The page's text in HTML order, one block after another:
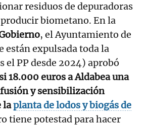
residuos de depuradoras
biometano. En la
, el Ayuntamiento de
están expulsada toda la
el PP desde 2024) aprobó
18.000 euros a Aldabea una
y sensibilización
laplanta de lodos y biogás de
tiene potestad para hacer